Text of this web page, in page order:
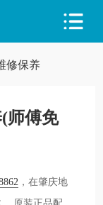
修保养
师傅免
，在肇庆地